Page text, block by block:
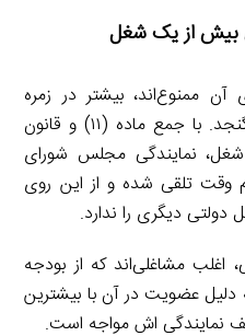
بیش از یک شغل
ممنوع‌اند، بیشتر در زمره
مشاغل دولتی و غیردولتی می گنجد. با جمع ماده (۱۱) و قانون
نمایندگی مجلس شورای
تلقی شده و از این روی
دیگری را ندارد.
اغلب مشاغلی‌اند که از بودجه
دلیل عضویت در آن با بیشترین
نمایندگی اش مواجه است.